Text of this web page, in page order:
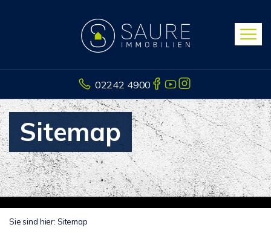
02242 4900
Sitemap
Sie sind hier: Sitemap